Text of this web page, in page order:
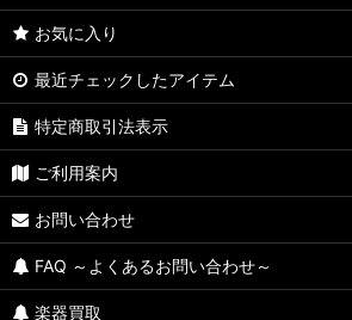
お気に入り
最近チェックしたアイテム
特定商取引法表示
ご利用案内
お問い合わせ
FAQ ～よくあるお問い合わせ～
楽器買取